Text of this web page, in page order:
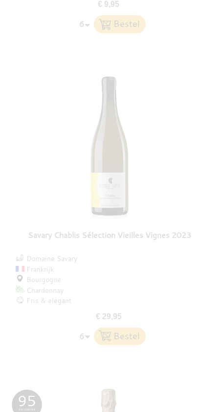
€ 9,95
Savary Chablis Sélection Vieilles Vignes 2023
Domaine Savary
Frankrijk
Bourgogne
Chardonnay
Fris & elegant
€ 29,95
95
DECANTER